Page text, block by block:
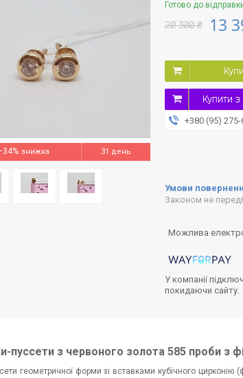
31 день
Готово до
20 300 ₴ 13
Купити з
+380 (95) 275-
Законом не
У компанії
покидаючи сайту.
пуссети з червоного золота 585 проби з
геометричної форми зі вставками кубічного